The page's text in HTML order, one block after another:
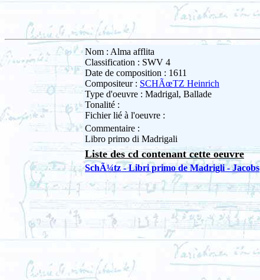
Nom : Alma afflita
Classification : SWV 4
Date de composition : 1611
Compositeur : SCHÃœTZ Heinrich
Type d'oeuvre : Madrigal, Ballade
Tonalité :
Fichier lié à l'oeuvre :
Commentaire :
Libro primo di Madrigali
Liste des cd contenant cette oeuvre
SchÃ¼tz - Libri primo de Madrigli - Jacobs